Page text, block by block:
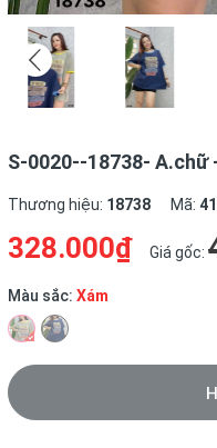
S-0020--18738- A.chữ
Thương hiệu: 18738 Mã:
328.000₫ Giá gốc:
Màu sắc: Xám